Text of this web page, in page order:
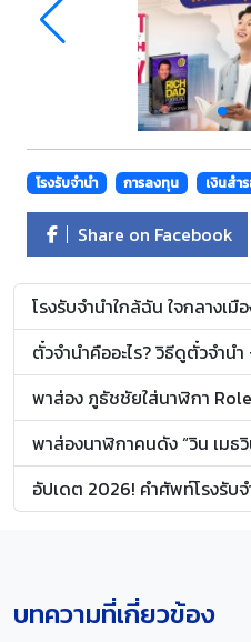
โรงรับจำนำ การลงทุน เงินสำ
Share on Facebook
โรงรับจำนำใกล้ฉัน ใจกลางเมื
ตั๋วจำนำคืออะไร? วิธีดูตั๋วจำนำ
พาส่อง ภูธัชชัยใส่นาฬิกา
พาส่องนาฬิกาคนดัง “วิน เมธวิ
อัปเดต 2026! คำศัพท์โรงรับจ
บทความที่เกี่ยวข้อง